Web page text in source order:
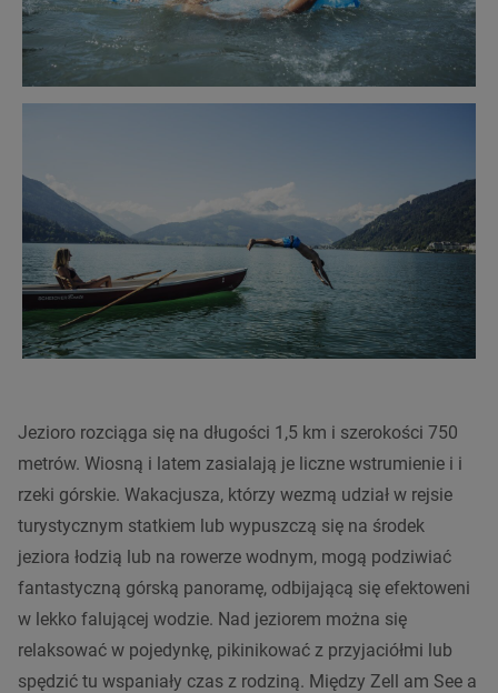
Jezioro rozciąga się na długości 1,5 km i szerokości 750
metrów. Wiosną i latem zasialają je liczne wstrumienie i i
rzeki górskie. Wakacjusza, którzy wezmą udział w rejsie
turystycznym statkiem lub wypuszczą się na środek
jeziora łodzią lub na rowerze wodnym, mogą podziwiać
fantastyczną górską panoramę, odbijającą się efektoweni
w lekko falującej wodzie. Nad jeziorem można się
relaksować w pojedynkę, pikinikować z przyjaciółmi lub
spędzić tu wspaniały czas z rodziną. Między Zell am See a